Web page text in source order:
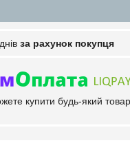
за рахунок покупця
купити будь-який